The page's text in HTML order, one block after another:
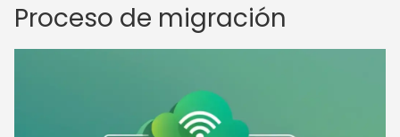
Proceso de migración